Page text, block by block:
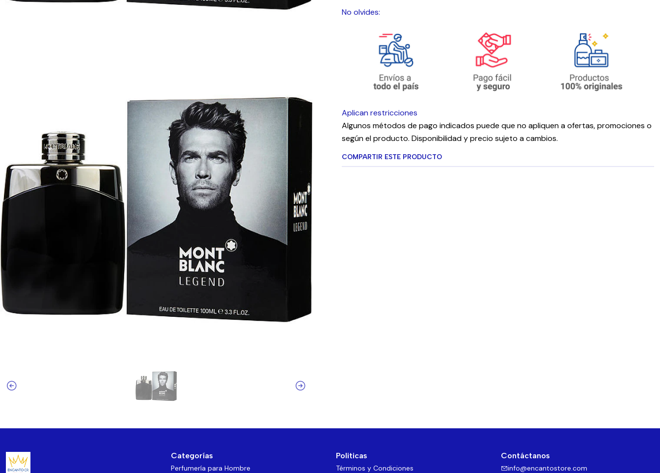
No olvides:
Aplican restricciones
Algunos métodos de pago indicados puede que no apliquen a ofertas, promociones o
según el producto. Disponibilidad y precio sujeto a cambios.
COMPARTIR ESTE PRODUCTO
Categorías
Perfumería para Hombre
Politicas
Términos y Condiciones
Contáctanos
info@encantostore.com